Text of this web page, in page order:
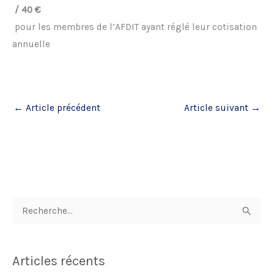
/ 40 €
pour les membres de l’AFDIT ayant réglé leur cotisation
annuelle
← Article précédent Article suivant →
h
Articles récents